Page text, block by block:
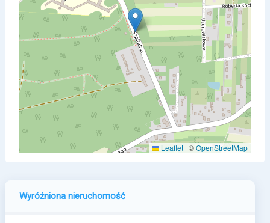
Leaflet | ©OpenStreetMap
Wyróżniona nieruchomość